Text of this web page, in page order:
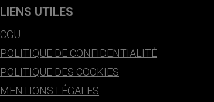
LIENS UTILES
CGU
POLITIQUE DE CONFIDENTIALITÉ
POLITIQUE DES COOKIES
MENTIONS LÉGALES